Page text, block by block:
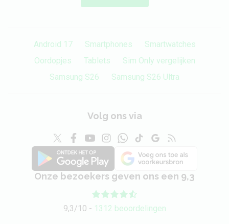
Android 17 Smartphones
Smartwatches
Oordopjes
Tablets
Sim Only vergelijken
Samsung S26
Samsung S26 Ultra
Volg ons via
Onze bezoekers geven ons een 9,3
9,3/10 - 1312 beoordelingen